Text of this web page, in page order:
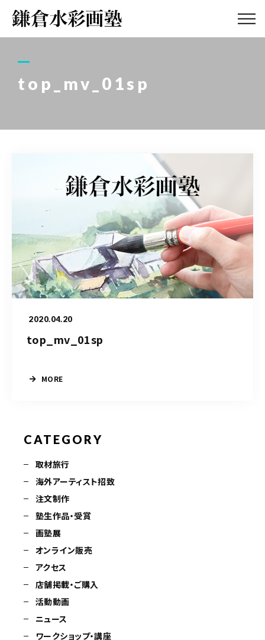
top_mv_01sp
2020.04.20
top_mv_01sp
MORE
CATEGORY
取材旅行
海外アーティスト招致
注文制作
塾生作品・受賞
画塾展
オンライン販売
アクセス
店舗掲載・ご購入
活動動画
ニュース
ワークショップ・講座
ABOUT
LESSON
PROFILE
塾長紹介
BLOG
画塾ブログ
ATELIER
水彩ブログ
取材・制作のご依頼 作品購入